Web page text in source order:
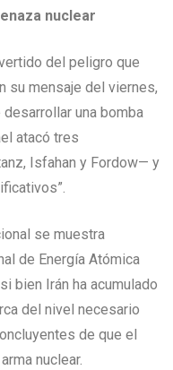
nuclear
del peligro que
su mensaje del viernes,
una bomba
atacó tres
Isfahan y Fordow— y
se muestra
de Energía Atómica
bien Irán ha acumulado
del nivel necesario
de que el
nuclear.